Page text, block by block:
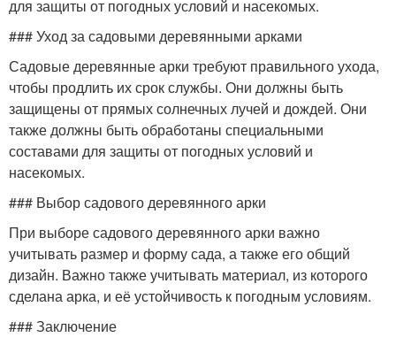
для защиты от погодных условий и насекомых.
### Уход за садовыми деревянными арками
Садовые деревянные арки требуют правильного ухода,
чтобы продлить их срок службы. Они должны быть
защищены от прямых солнечных лучей и дождей. Они
также должны быть обработаны специальными
составами для защиты от погодных условий и
насекомых.
### Выбор садового деревянного арки
При выборе садового деревянного арки важно
учитывать размер и форму сада, а также его общий
дизайн. Важно также учитывать материал, из которого
сделана арка, и её устойчивость к погодным условиям.
### Заключение